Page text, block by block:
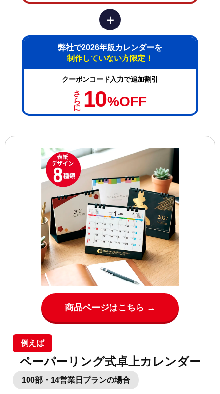
＋
弊社で2026年版カレンダーを
制作していない方限定！
クーポンコード入力で追加割引
さらに 10%OFF
商品ページはこちら →
例えば
ペーパーリング式卓上カレンダー
100部・14営業日プランの場合